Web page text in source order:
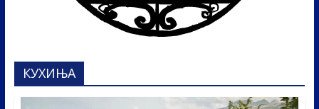
КУХИЊА